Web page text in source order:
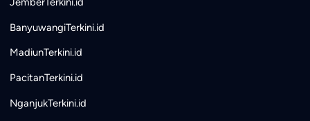
BanyuwangiTerkini.id
MadiunTerkini.id
PacitanTerkini.id
NganjukTerkini.id